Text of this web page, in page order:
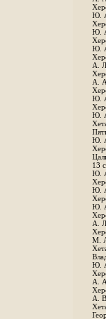
Ю.
Ю.
Ю.
А.
А.
Ю.
Ю.
Ю.
13
Ю.
Ю.
Ю.
А.
М.
Ю.
А.
A.